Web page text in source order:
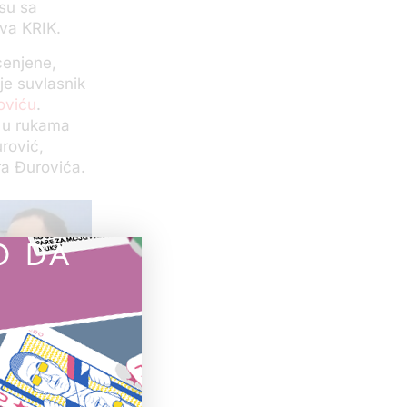
sa
KRIK.
suvlasnik
.
rukama
Đurovića.
DA